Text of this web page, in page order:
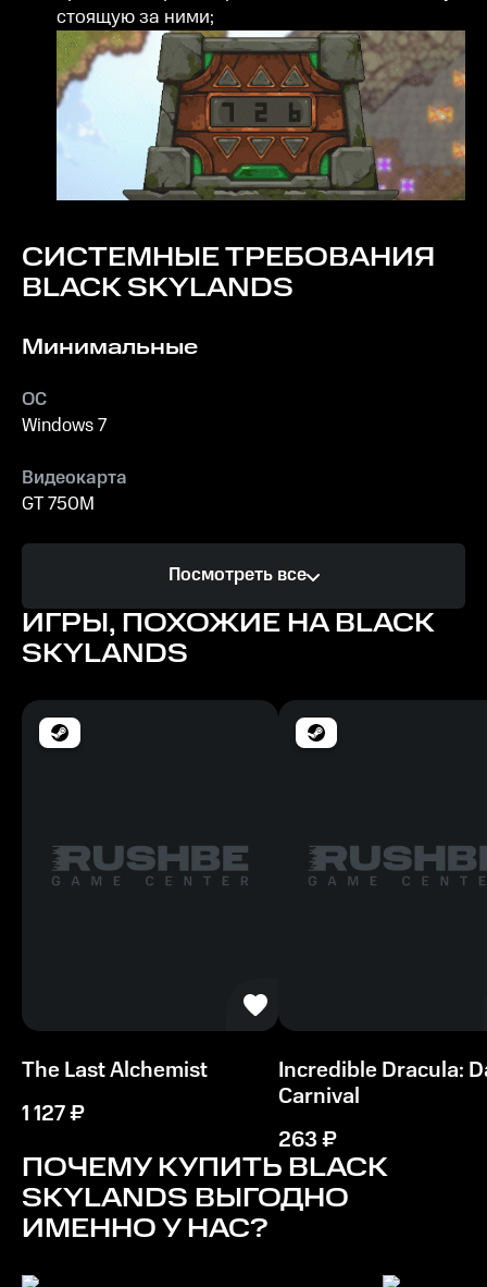
стоящую за ними;
СИСТЕМНЫЕ ТРЕБОВАНИЯ
BLACK SKYLANDS
Минимальные
ОС
Windows 7
Видеокарта
GT 750M
Intel i3 2125 3.30 GHz or later
Память
4 GB ОЗУ
Посмотреть все
ИГРЫ, ПОХОЖИЕ НА BLACK
SKYLANDS
The Last Alchemist
1 127₽
Incredible Dracula:
Carnival
263₽
ПОЧЕМУ КУПИТЬ BLACK
SKYLANDS ВЫГОДНО
ИМЕННО У НАС?